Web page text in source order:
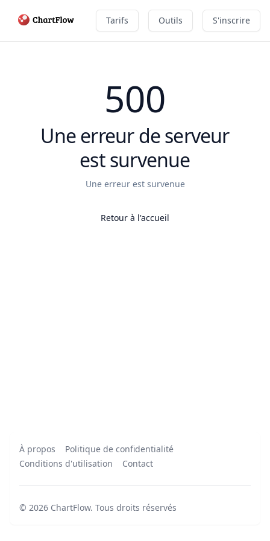
Tarifs Outils S'inscrire
500
Une erreur de serveur
est survenue
Une erreur est survenue
Retour à l'accueil
À propos
Politique de confidentialité
Conditions d'utilisation
Contact
© 2026 ChartFlow. Tous droits réservés